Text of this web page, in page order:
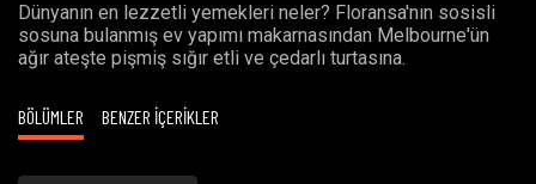
Dünyanın en lezzetli yemekleri neler? Floransa'nın sosisli
sosuna bulanmış ev yapımı makarnasından Melbourne'ün
ağır ateşte pişmiş sığır etli ve çedarlı turtasına.
BÖLÜMLER BENZER İÇERİKLER